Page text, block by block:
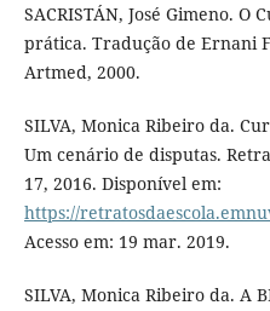
SACRISTÁN, José Gimeno.
prática. Tradução de Ernani
Artmed, 2000.
SILVA, Monica Ribeiro da.
Um cenário de disputas.
17, 2016. Disponível em:
https://
Acesso em: 19 mar. 2019.
SILVA, Monica Ribeiro da. A